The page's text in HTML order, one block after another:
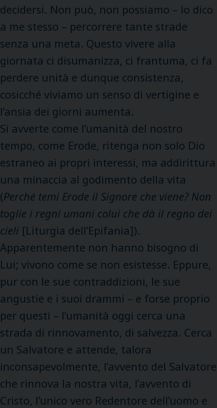
decidersi. Non può, non possiamo – lo dico
a me stesso – percorrere tante strade
senza una meta. Questo vivere alla
giornata ci disumanizza, ci frantuma, ci fa
perdere unità e dunque consistenza,
cosicché viviamo un senso di vertigine e
l’ansia dei giorni aumenta.
Si avverte come l’umanità del nostro
tempo, come Erode, ritenga non solo Dio
estraneo ai propri interessi, ma addirittura
una minaccia al godimento della vita
(Perché temi Erode il Signore che viene? Non
toglie i regni umani colui che dà il regno dei
cieli [Liturgia dell’Epifania]).
Apparentemente non hanno bisogno di
Lui; vivono come se non esistesse. Eppure,
pur con le sue contraddizioni, le sue
angustie e i suoi drammi – e forse proprio
per questi – l’umanità oggi cerca una
strada di rinnovamento, di salvezza. Cerca
un Salvatore e attende, talora
inconsapevolmente, l’avvento del Salvatore
che rinnova la nostra vita, l’avvento di
Cristo, l’unico vero Redentore dell’uomo e